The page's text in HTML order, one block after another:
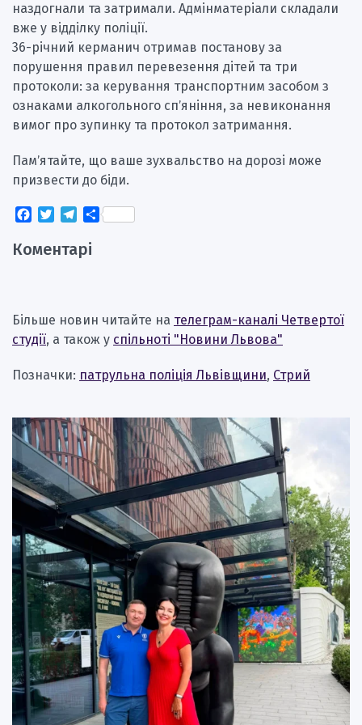
наздогнали та затримали. Адмінматеріали складали
вже у відділку поліції.
36-річний керманич отримав постанову за
порушення правил перевезення дітей та три
протоколи: за керування транспортним засобом з
ознаками алкогольного спʼяніння, за невиконання
вимог про зупинку та протокол затримання.
Памʼятайте, що ваше зухвальство на дорозі може
призвести до біди.
Facebook
TwitterTelegram
Поділитися
Коментарі
Більше новин читайте на телеграм-каналі Четвертої
студії, а також у спільноті "Новини Львова"
Позначки: патрульна поліція Львівщини, Стрий